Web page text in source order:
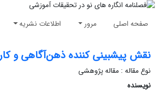
صفحه اصلی مرور اطلاعات نشریه
نقش پیش‏بینی کننده ذهن‌آگاهی و
نوع مقاله : مقاله پژوهشی
نویسنده